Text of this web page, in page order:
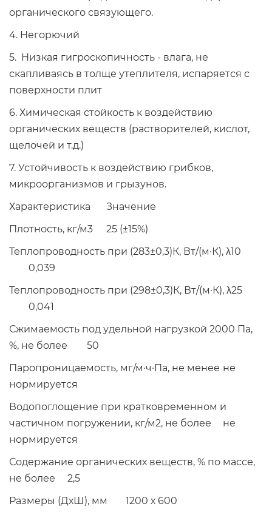
органического связующего.
4. Негорючий
5. Низкая гигроскопичность - влага, не
скапливаясь в толще утеплителя, испаряется с
поверхности плит
6. Химическая стойкость к воздействию
органических веществ (растворителей, кислот,
щелочей и т.д.)
7. Устойчивость к воздействию грибков,
микроорганизмов и грызунов.
Характеристика
Значение
Плотность, кг/м3
25 (±15%)
Теплопроводность при (283±0,3)К, Вт/(м·К), λ10
0,039
Теплопроводность при (298±0,3)К, Вт/(м·К), λ25
0,041
Сжимаемость под удельной нагрузкой 2000 Па,
%, не более
50
Паропроницаемость, мг/м·ч·Па, не менее не
нормируется
Водопоглощение при кратковременном и
частичном погружении, кг/м2, не более
не
нормируется
Содержание органических веществ, % по массе,
не более
2,5
Размеры (ДхШ), мм
1200 х 600